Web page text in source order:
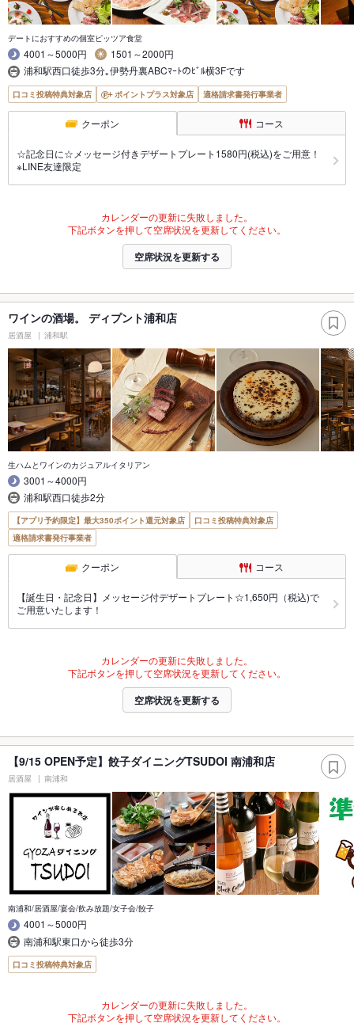
デートにおすすめの個室ピッツア食堂
4001～5000円
1501～2000円
浦和駅西口徒歩3分｡伊勢丹裏ABCﾏｰﾄのﾋﾞﾙ横3Fです
口コミ投稿特典対象店 ポイントプラス対象店 適格請求書発行事業者
クーポン コース
☆記念日に☆メッセージ付きデザートプレート1580円(税込)をご用意！
※LINE友達限定
カレンダーの更新に失敗しました。
下記ボタンを押して空席状況を更新してください。
空席状況を更新する
ワインの酒場。 ディプント浦和店
居酒屋 浦和駅
生ハムとワインのカジュアルイタリアン
3001～4000円
浦和駅西口徒歩2分
【アプリ予約限定】最大350ポイント還元対象店
口コミ投稿特典対象店
適格請求書発行事業者
クーポン コース
【誕生日・記念日】メッセージ付デザートプレート☆1,650円（税込)で
ご用意いたします！
カレンダーの更新に失敗しました。
下記ボタンを押して空席状況を更新してください。
空席状況を更新する
【9/15 OPEN予定】餃子ダイニングTSUDOI 南浦和店
居酒屋 南浦和
南浦和/居酒屋/宴会/飲み放題/女子会/餃子
4001～5000円
南浦和駅東口から徒歩3分
口コミ投稿特典対象店
カレンダーの更新に失敗しました。
下記ボタンを押して空席状況を更新してください。